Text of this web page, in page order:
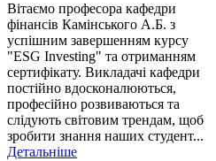
Вітаємо професора кафедри
фінансів Камінського А.Б. з
успішним завершенням курсу
"ESG Investing" та отриманням
сертифікату. Викладачі кафедри
постійно вдосконалюються,
професійно розвиваються та
слідують світовим трендам, щоб
зробити знання наших студент...
Детальніше